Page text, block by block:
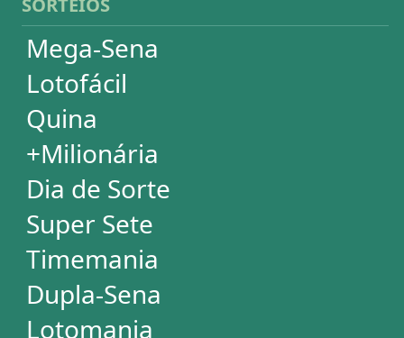
Lotogol
Powerball
Mega Millions
Euromillions
ESTATÍSTICAS
Mega-Sena
Lotofácil
Quina
+Milionária
Dia de Sorte